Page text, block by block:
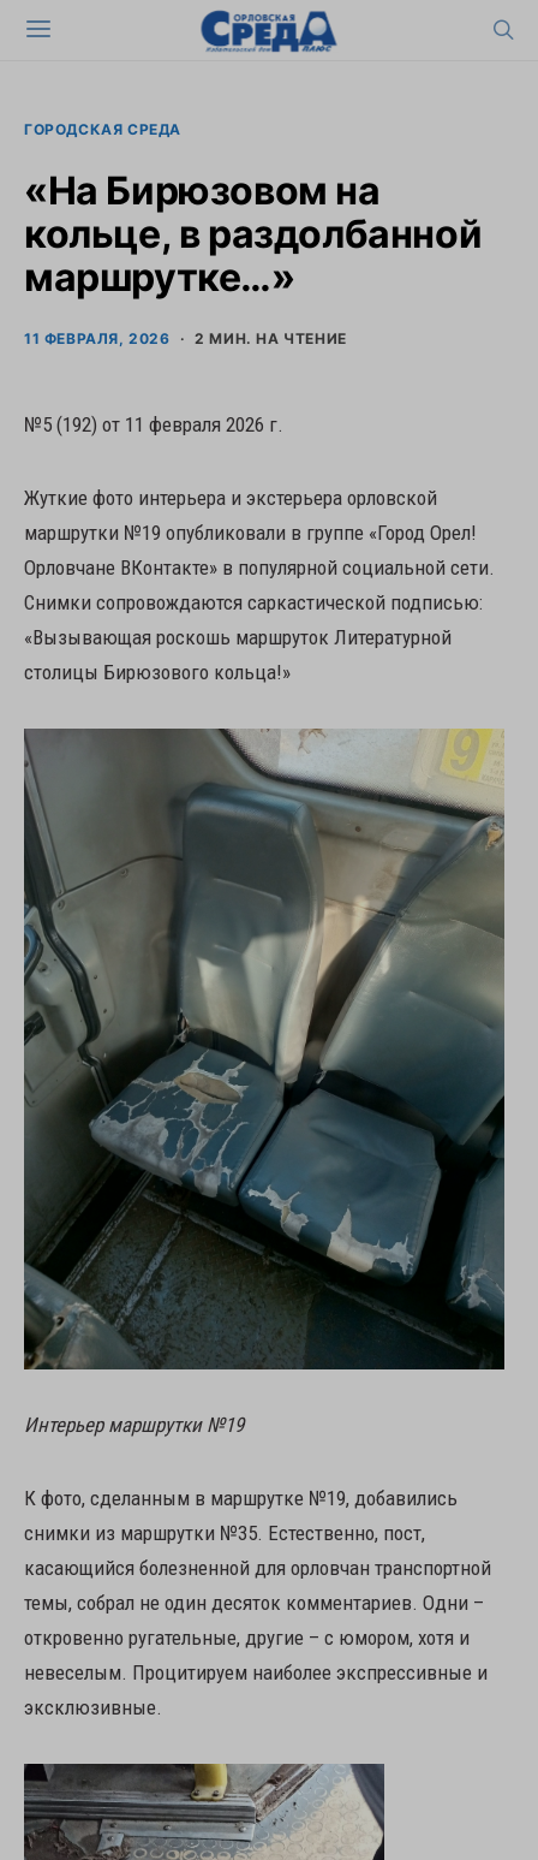
ГОРОДСКАЯ СРЕДА
«На Бирюзовом на
кольце, в раздолбанной
маршрутке…»
11 ФЕВРАЛЯ, 2026 2 МИН. НА ЧТЕНИЕ
№5 (192) от 11 февраля 2026 г.
Жуткие фото интерьера и экстерьера орловской
маршрутки №19 опубликовали в группе «Город Орел!
Орловчане ВКонтакте» в популярной социальной сети.
Снимки сопровождаются саркастической подписью:
«Вызывающая роскошь маршруток Литературной
столицы Бирюзового кольца!»
Интерьер маршрутки №19
К фото, сделанным в маршрутке №19, добавились
снимки из маршрутки №35. Естественно, пост,
касающийся болезненной для орловчан транспортной
темы, собрал не один десяток комментариев. Одни –
откровенно ругательные, другие – с юмором, хотя и
невеселым. Процитируем наиболее экспрессивные и
эксклюзивные.